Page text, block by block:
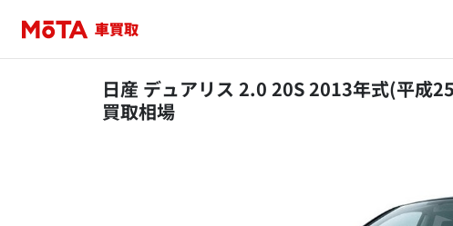
日産 デュアリス 2.0 20S 2013年式(平成
買取相場